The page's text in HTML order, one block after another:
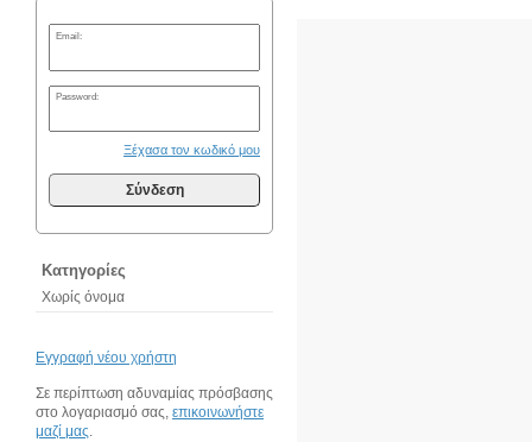
Email:
Password:
Ξέχασα τον κωδικό μου
Σύνδεση
Κατηγορίες
Χωρίς όνομα
Εγγραφή νέου χρήστη
Σε περίπτωση αδυναμίας πρόσβασης
στο λογαριασμό σας, επικοινωνήστε
μαζί μας.